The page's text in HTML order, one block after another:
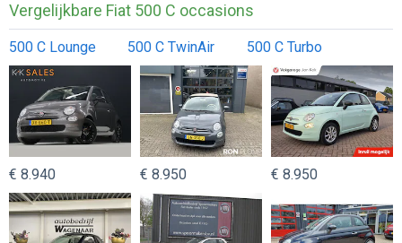
Vergelijkbare Fiat 500 C occasions
500 C Lounge 500 C TwinAir 500 C Turbo
€ 8.940 € 8.950 € 8.950